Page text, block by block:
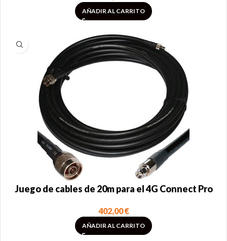
AÑADIR AL CARRITO
Juego de cables de 20m para el 4G Connect Pro
402,00€
AÑADIR AL CARRITO